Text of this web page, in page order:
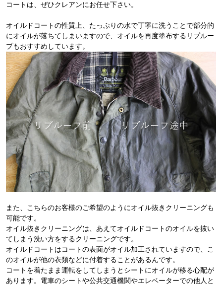
コートは、ぜひクレアンにお任せ下さい。
オイルドコートの性質上、たっぷりの水で丁寧に洗うことで部分的
にオイルが落ちてしまいますので、オイルを再度塗布するリプルー
プもおすすめしています。
また、こちらのお客様のご希望のようにオイル抜きクリーニングも
可能です。
オイル抜きクリーニングは、あえてオイルドコートのオイルを抜い
てしまう洗い方をするクリーニングです。
オイルドコートはコートの表面がオイル加工されていますので、こ
のオイルが他の衣類などに付着することがあるんです。
コートを着たまま運転をしてしまうとシートにオイルが移る心配が
あります。電車のシートや公共交通機関やエレベーターでの他人と